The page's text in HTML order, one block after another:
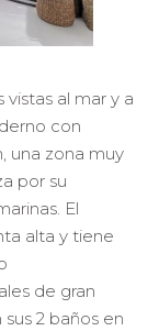
al mar y a
con
una zona muy
por su
El
alta y tiene
de gran
2 baños en